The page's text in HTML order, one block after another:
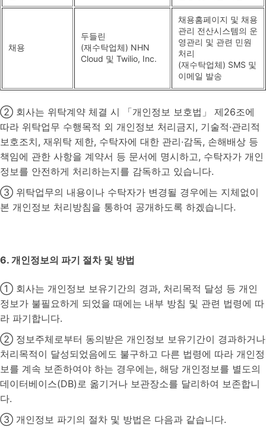
채용
두들린
(재수탁업체) NHN
Cloud 및 Twilio, Inc.
채용홈페이지 및 채용
관리 전산시스템의 운
영관리 및 관련 민원
처리
(재수탁업체) SMS 및
이메일 발송
② 회사는 위탁계약 체결 시 「개인정보 보호법」 제26조에
따라 위탁업무 수행목적 외 개인정보 처리금지, 기술적·관리적
보호조치, 재위탁 제한, 수탁자에 대한 관리·감독, 손해배상 등
책임에 관한 사항을 계약서 등 문서에 명시하고, 수탁자가 개인
정보를 안전하게 처리하는지를 감독하고 있습니다.
③ 위탁업무의 내용이나 수탁자가 변경될 경우에는 지체없이
본 개인정보 처리방침을 통하여 공개하도록 하겠습니다.
6. 개인정보의 파기 절차 및 방법
① 회사는 개인정보 보유기간의 경과, 처리목적 달성 등 개인
정보가 불필요하게 되었을 때에는 내부 방침 및 관련 법령에 따
라 파기합니다.
② 정보주체로부터 동의받은 개인정보 보유기간이 경과하거나
처리목적이 달성되었음에도 불구하고 다른 법령에 따라 개인정
보를 계속 보존하여야 하는 경우에는, 해당 개인정보를 별도의
데이터베이스(DB)로 옮기거나 보관장소를 달리하여 보존합니
다.
③ 개인정보 파기의 절차 및 방법은 다음과 같습니다.